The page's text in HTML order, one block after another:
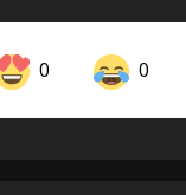
0 0